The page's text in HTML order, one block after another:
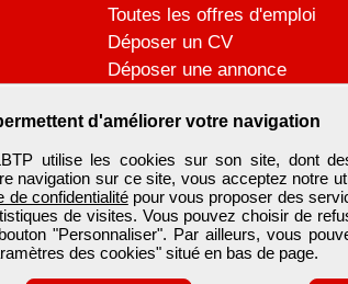
d'améliorer votre navigation
utilise les cookies sur son site, dont
navigation sur ce site, vous acceptez notre
de confidentialitépour vous proposer des
de visites. Vous pouvez choisir de
"Personnaliser". Par ailleurs, vous
des cookies" situé en bas de page.
Toutes les offres d'emploi
Déposer un CV
Déposer une annonce